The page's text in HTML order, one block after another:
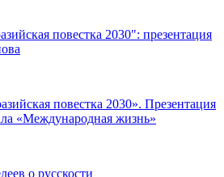
повестка 2030": презентация
повестка 2030». Презентация
«Международная жизнь»
о русскости